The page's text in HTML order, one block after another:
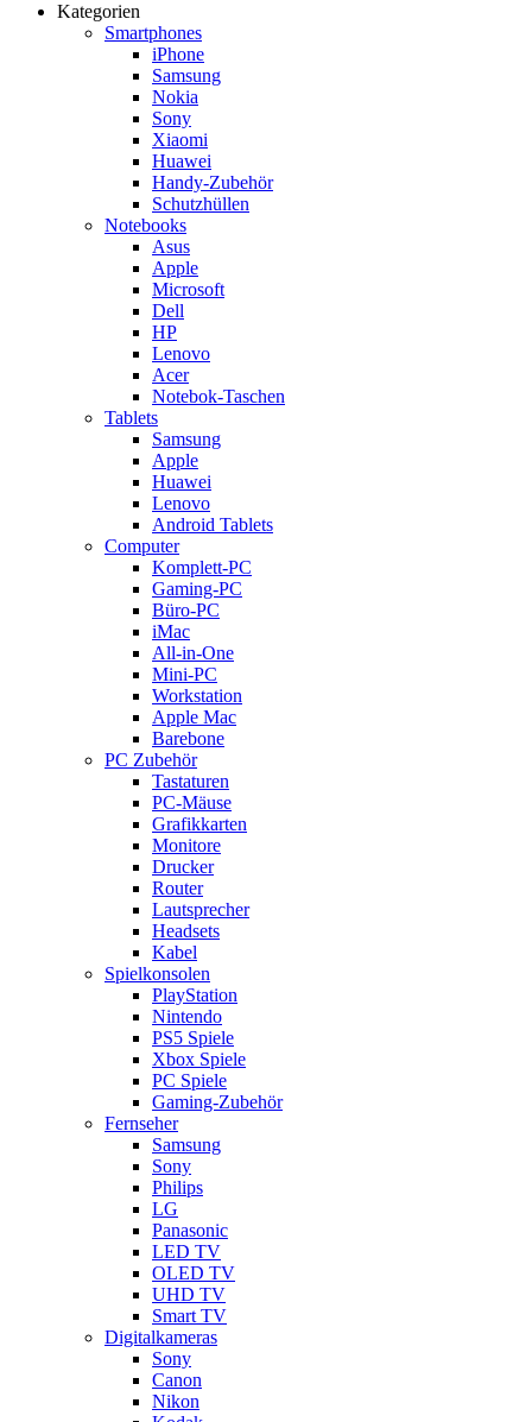
Kategorien
Smartphones
iPhone
Samsung
Nokia
Sony
Xiaomi
Huawei
Handy-Zubehör
Schutzhüllen
Notebooks
Asus
Apple
Microsoft
Dell
HP
Lenovo
Acer
Notebok-Taschen
Tablets
Samsung
Apple
Huawei
Lenovo
Android Tablets
Computer
Komplett-PC
Gaming-PC
Büro-PC
iMac
All-in-One
Mini-PC
Workstation
Apple Mac
Barebone
PC Zubehör
Tastaturen
PC-Mäuse
Grafikkarten
Monitore
Drucker
Router
Lautsprecher
Headsets
Kabel
Spielkonsolen
PlayStation
Nintendo
PS5 Spiele
Xbox Spiele
PC Spiele
Gaming-Zubehör
Fernseher
Samsung
Sony
Philips
LG
Panasonic
LED TV
OLED TV
UHD TV
Smart TV
Digitalkameras
Sony
Canon
Nikon